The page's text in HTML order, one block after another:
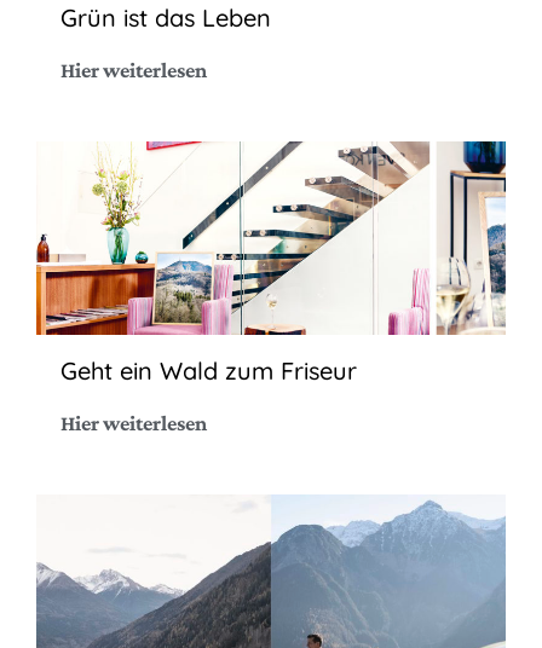
Grün ist das Leben
Hier weiterlesen
Geht ein Wald zum Friseur
Hier weiterlesen